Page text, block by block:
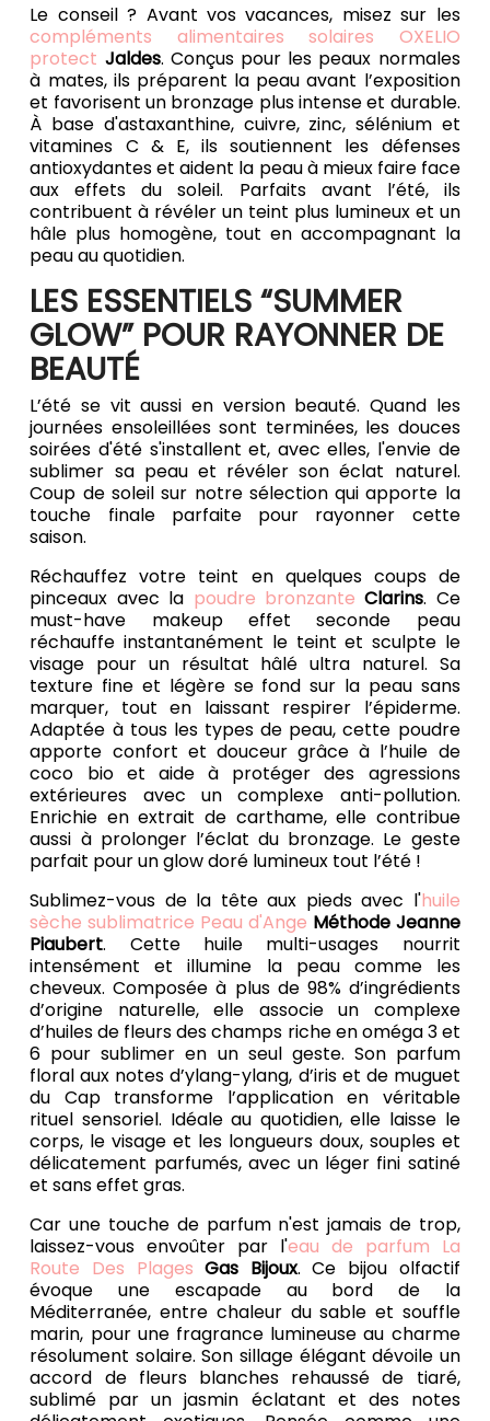
Le conseil ? Avant vos vacances, misez sur les
compléments alimentaires solaires OXELIO
protect Jaldes. Conçus pour les peaux normales
à mates, ils préparent la peau avant l’exposition
et favorisent un bronzage plus intense et durable.
À base d'astaxanthine, cuivre, zinc, sélénium et
vitamines C & E, ils soutiennent les défenses
antioxydantes et aident la peau à mieux faire face
aux effets du soleil. Parfaits avant l’été, ils
contribuent à révéler un teint plus lumineux et un
hâle plus homogène, tout en accompagnant la
peau au quotidien.
LES ESSENTIELS “SUMMER
GLOW” POUR RAYONNER DE
BEAUTÉ
L’été se vit aussi en version beauté. Quand les
journées ensoleillées sont terminées, les douces
soirées d'été s'installent et, avec elles, l'envie de
sublimer sa peau et révéler son éclat naturel.
Coup de soleil sur notre sélection qui apporte la
touche finale parfaite pour rayonner cette
saison.
Réchauffez votre teint en quelques coups de
pinceaux avec la poudre bronzante Clarins. Ce
must-have makeup effet seconde peau
réchauffe instantanément le teint et sculpte le
visage pour un résultat hâlé ultra naturel. Sa
texture fine et légère se fond sur la peau sans
marquer, tout en laissant respirer l’épiderme.
Adaptée à tous les types de peau, cette poudre
apporte confort et douceur grâce à l’huile de
coco bio et aide à protéger des agressions
extérieures avec un complexe anti-pollution.
Enrichie en extrait de carthame, elle contribue
aussi à prolonger l’éclat du bronzage. Le geste
parfait pour un glow doré lumineux tout l’été !
Sublimez-vous de la tête aux pieds avec l'huile
sèche sublimatrice Peau d'Ange Méthode Jeanne
Piaubert. Cette huile multi-usages nourrit
intensément et illumine la peau comme les
cheveux. Composée à plus de 98% d’ingrédients
d’origine naturelle, elle associe un complexe
d’huiles de fleurs des champs riche en oméga 3 et
6 pour sublimer en un seul geste. Son parfum
floral aux notes d’ylang-ylang, d’iris et de muguet
du Cap transforme l’application en véritable
rituel sensoriel. Idéale au quotidien, elle laisse le
corps, le visage et les longueurs doux, souples et
délicatement parfumés, avec un léger fini satiné
et sans effet gras.
Car une touche de parfum n'est jamais de trop,
laissez-vous envoûter par l'eau de parfum La
Route Des Plages Gas Bijoux. Ce bijou olfactif
évoque une escapade au bord de la
Méditerranée, entre chaleur du sable et souffle
marin, pour une fragrance lumineuse au charme
résolument solaire. Son sillage élégant dévoile un
accord de fleurs blanches rehaussé de tiaré,
sublimé par un jasmin éclatant et des notes